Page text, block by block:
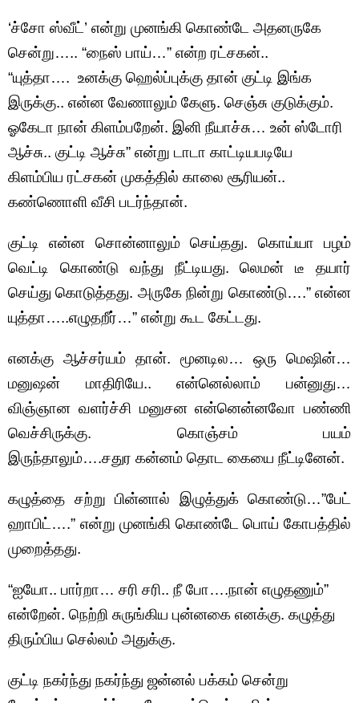
‘ச்சோ ஸ்வீட்’ என்று முனங்கி கொண்டே அதனருகே
சென்று….. “நைஸ் பாய்…” என்ற ரட்சகன்..
“யுத்தா…. உனக்கு ஹெல்ப்புக்கு தான் குட்டி இங்க
இருக்கு.. என்ன வேணாலும் கேளு. செஞ்சு குடுக்கும்.
ஓகேடா நான் கிளம்பறேன். இனி நீயாச்சு… உன் ஸ்டோரி
ஆச்சு.. குட்டி ஆச்சு” என்று டாடா காட்டியபடியே
கிளம்பிய ரட்சகன் முகத்தில் காலை சூரியன்..
கண்ணொளி வீசி படர்ந்தான்.
குட்டி என்ன சொன்னாலும் செய்தது. கொய்யா பழம்
வெட்டி கொண்டு வந்து நீட்டியது. லெமன் டீ தயார்
செய்து கொடுத்தது. அருகே நின்று கொண்டு….” என்ன
யுத்தா…..எழுதறீர்…” என்று கூட கேட்டது.
எனக்கு ஆச்சர்யம் தான். மூனடில… ஒரு மெஷின்…
மனுஷன் மாதிரியே.. என்னெல்லாம் பன்னுது…
விஞ்ஞான வளர்ச்சி மனுசன என்னென்னவோ பண்ணி
வெச்சிருக்கு. கொஞ்சம் பயம்
இருந்தாலும்….சதுர கன்னம் தொட கையை நீட்டினேன்.
கழுத்தை சற்று பின்னால் இழுத்துக் கொண்டு…”பேட்
ஹாபிட்….” என்று முனங்கி கொண்டே பொய் கோபத்தில்
முறைத்தது.
“ஐயோ.. பார்றா… சரி சரி.. நீ போ….நான் எழுதணும்”
என்றேன். நெற்றி சுருங்கிய புன்னகை எனக்கு. கழுத்து
திரும்பிய செல்லம் அதுக்கு.
குட்டி நகர்ந்து நகர்ந்து ஜன்னல் பக்கம் சென்று